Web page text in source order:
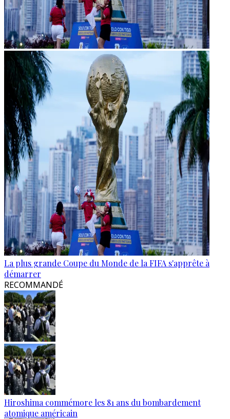
La plus grande Coupe du Monde de la FIFA s'apprête à
démarrer
RECOMMANDÉ
Hiroshima commémore les 81 ans du bombardement
atomique américain